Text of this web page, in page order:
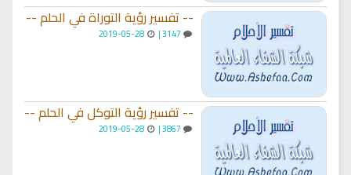
-- تفسير رؤية التوراة في الحلم --
2019-05-28
-- تفسير رؤية التوكل في الحلم --
2019-05-28